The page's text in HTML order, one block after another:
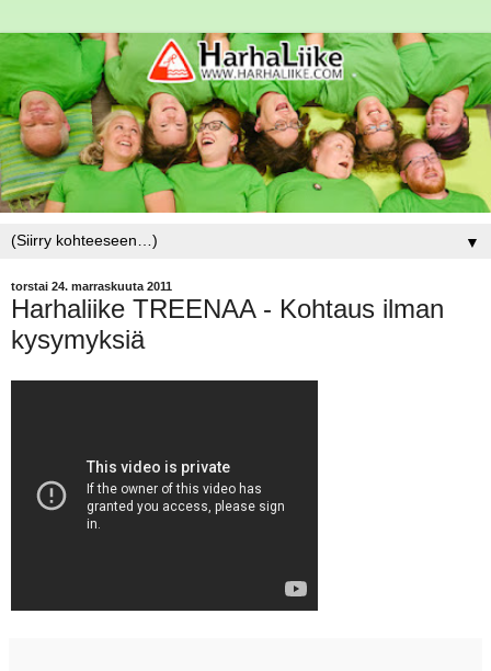
▼
torstai 24. marraskuuta 2011
Harhaliike TREENAA - Kohtaus ilman
kysymyksiä